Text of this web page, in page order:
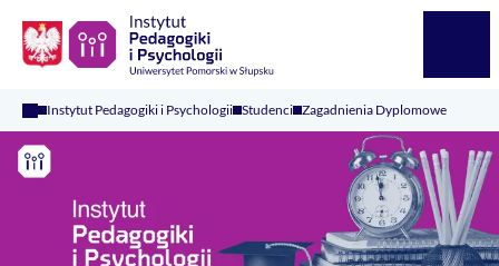
Instytut Pedagogiki i Psychologii Studenci Zagadnienia Dyplomowe
Logo Kaliop Poland